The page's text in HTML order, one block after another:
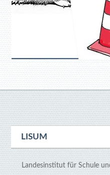
LISUM
Landesinstitut für Schule